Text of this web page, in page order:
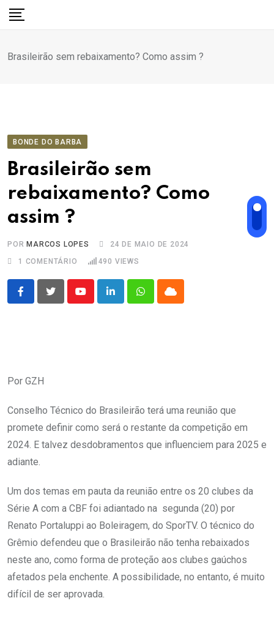
para
conteúdo
Brasileirão sem rebaixamento? Como assim ?
BONDE DO BARBA
Brasileirão sem
rebaixamento? Como
assim ?
POR MARCOS LOPES
24 DE MAIO DE 2024
1
COMENTÁRIO 490 VIEWS
YoutubeLinkedInWhatsappCloud
Por GZH
Conselho Técnico do Brasileirão terá uma reunião que
promete definir como será o restante da competição em
2024. E talvez desdobramentos que influenciem para 2025 e
adiante.
Um dos temas em pauta da reunião entre os 20 clubes da
Série A com a CBF foi adiantado na segunda (20) por
Renato Portaluppi ao Boleiragem, do SporTV. O técnico do
Grêmio defendeu que o Brasileirão não tenha rebaixados
neste ano, como forma de proteção aos clubes gaúchos
afetados pela enchente. A possibilidade, no entanto, é muito
difícil de ser aprovada.